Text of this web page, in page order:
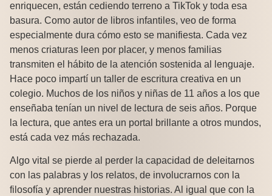
enriquecen, están cediendo terreno a TikTok y toda esa
basura. Como autor de libros infantiles, veo de forma
especialmente dura cómo esto se manifiesta. Cada vez
menos criaturas leen por placer, y menos familias
transmiten el hábito de la atención sostenida al lenguaje.
Hace poco impartí un taller de escritura creativa en un
colegio. Muchos de los niños y niñas de 11 años a los que
enseñaba tenían un nivel de lectura de seis años. Porque
la lectura, que antes era un portal brillante a otros mundos,
está cada vez más rechazada.
Algo vital se pierde al perder la capacidad de deleitarnos
con las palabras y los relatos, de involucrarnos con la
filosofía y aprender nuestras historias. Al igual que con la